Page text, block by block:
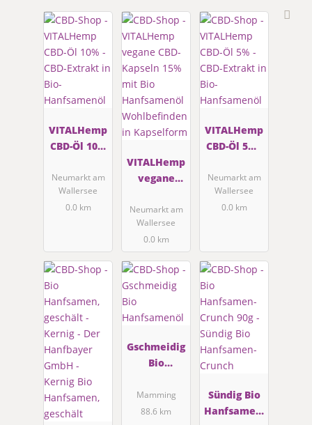
VITALHemp
CBD-Öl 10%
Extrakt in
Bio-
Hanfsamen
Neumarkt am
Wallersee
0.0 km
VITALHemp
vegane
Kapseln
15% mit Bio
Hanfsamen
Wohlbefind
en in
Kapselform
Neumarkt am
Wallersee
0.0 km
VITALHemp
CBD-Öl 5% -
in Bio-
Hanfsamen
öl
Neumarkt am
Wallersee
0.0 km
Gschmeidig
Bio
öl
Mamming
88.6 km
Sündig Bio
Hanfsamen-